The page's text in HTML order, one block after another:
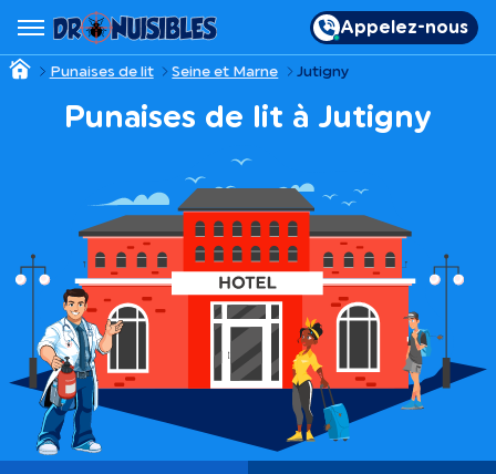
Appelez-nous
Punaises de lit Seine et Marne Jutigny
Punaises de lit à Jutigny